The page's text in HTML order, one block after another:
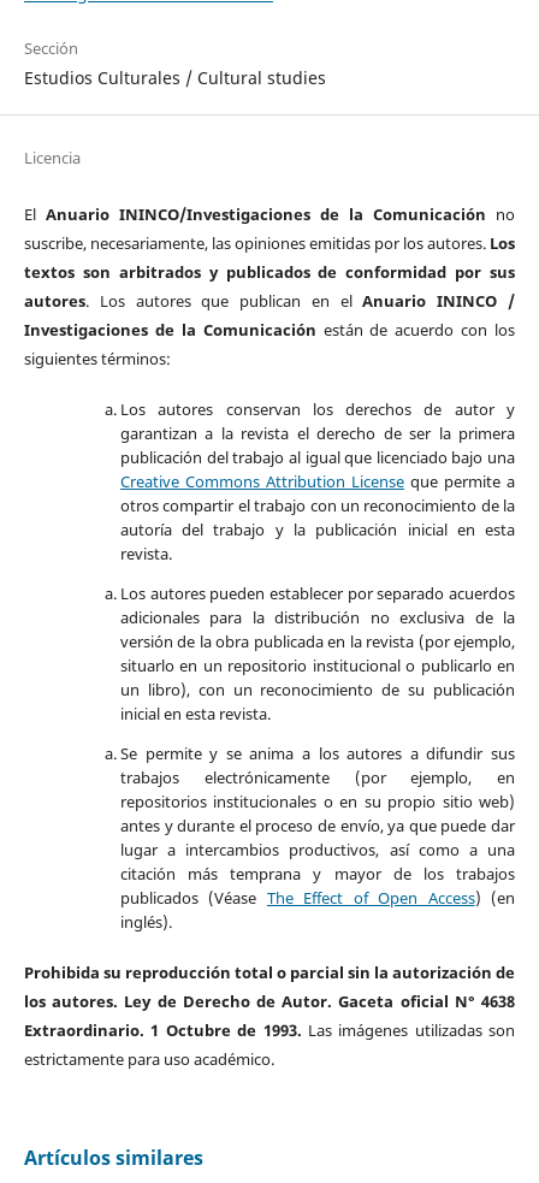
Sección
Estudios Culturales / Cultural studies
Licencia
El Anuario ININCO/Investigaciones de la Comunicación no
suscribe, necesariamente, las opiniones emitidas por los autores. Los
textos son arbitrados y publicados de conformidad por sus
autores. Los autores que publican en elAnuario ININCO /
Investigaciones de la Comunicación están de acuerdo con los
siguientes términos:
Los autores conservan los derechos de autor y
garantizan a la revista el derecho de ser la primera
publicación del trabajo al igual que licenciado bajo una
Creative Commons Attribution License que permite a
otros compartir el trabajo con un reconocimiento de la
autoría del trabajo y la publicación inicial en esta
revista.
Los autores pueden establecer por separado acuerdos
adicionales para la distribución no exclusiva de la
versión de la obra publicada en la revista (por ejemplo,
situarlo en un repositorio institucional o publicarlo en
un libro), con un reconocimiento de su publicación
inicial en esta revista.
Se permite y se anima a los autores a difundir sus
trabajos electrónicamente (por ejemplo, en
repositorios institucionales o en su propio sitio web)
antes y durante el proceso de envío, ya que puede dar
lugar a intercambios productivos, así como a una
citación más temprana y mayor de los trabajos
publicados (Véase The Effect of Open Access) (en
inglés).
Prohibida su reproducción total o parcial sin la autorización de
los autores. Ley de Derecho de Autor. Gaceta oficial N° 4638
Extraordinario. 1 Octubre de 1993. Las imágenes utilizadas son
estrictamente para uso académico.
Artículos similares